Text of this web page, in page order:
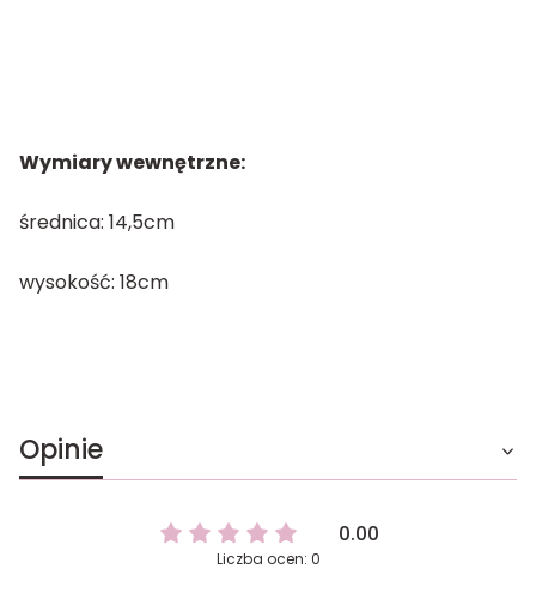
Wymiary wewnętrzne:
średnica: 14,5cm
wysokość: 18cm
Opinie
0.00
Liczba ocen: 0